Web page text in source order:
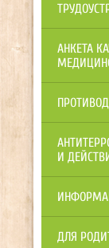
АНКЕТА
И
ДЛЯ